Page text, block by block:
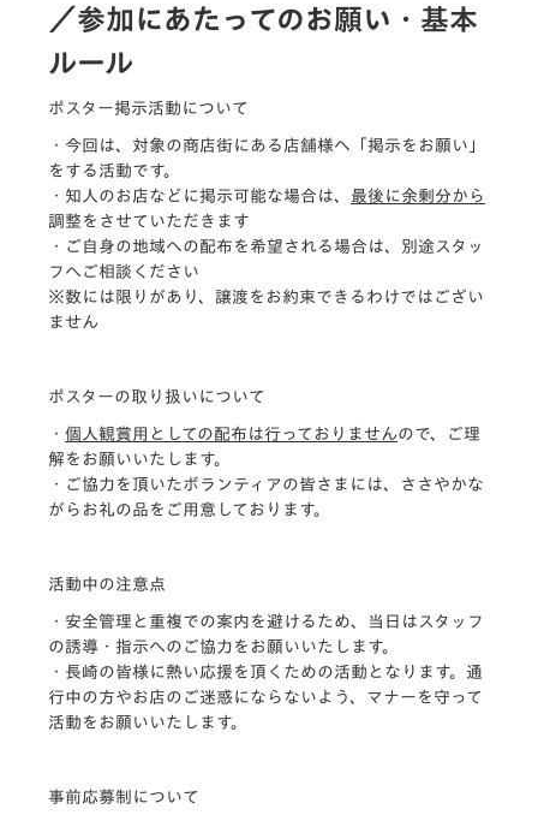
／参加にあたってのお願い・基本
ルール
ポスター掲示活動について
・今回は、対象の商店街にある店舗様へ「掲示をお願い」
をする活動です。
・知人のお店などに掲示可能な場合は、 最後に余剰分から
調整をさせていただきます
・ご自身の地域への配布を希望される場合は、別途スタッ
フへご相談ください
※数には限りがあり、譲渡をお約束できるわけではござい
ません
ポスターの取り扱いについて
・ 個人観賞用としての配布は行っておりませんので、ご理
解をお願いいたします。
・ご協力を頂いたボランティアの皆さまには、ささやかな
がらお礼の品をご用意しております。
活動中の注意点
・安全管理と重複での案内を避けるため、当日はスタッフ
の誘導・指示へのご協力をお願いいたします。
・長崎の皆様に熱い応援を頂くための活動となります。通
行中の方やお店のご迷惑にならないよう、マナーを守って
活動をお願いいたします。
事前応募制について